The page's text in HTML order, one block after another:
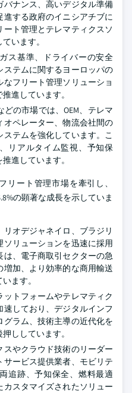
ナンス、高いデジタル準備
する政府のイニシアチブに
ト管理とテレマティクスソ
います。
ス基準、ドライバーの安全
テムに関するヨーロッパの
フリート管理ソリューショ
進しています。
の市場では、OEM、テレマ
ペレーター、物流会社間の
テムを強化しています。こ
リアルタイム監視、予知保
進しています。
リート管理市場を牽引し、
の顕著な成長を示していま
オデジャネイロ、ブラジリ
リューションを迅速に採用
は、電子商取引セクターの急
加、より効率的な商用輸送
ます。
トフォームやテレマティク
しており、デジタルインフ
ラム、技術主導の近代化を
ししています。
やクラウド技術のリーダー
ービス提供業者、モビリテ
追跡、予知保全、燃料最適
スタマイズされたソリュー